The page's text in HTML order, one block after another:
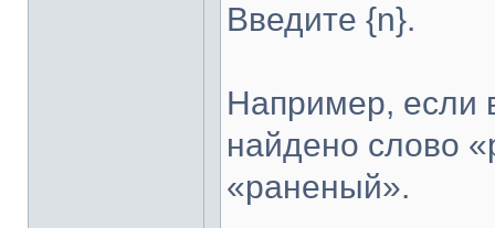
Введите {n}.
Например, если
найдено слово
«раненый».